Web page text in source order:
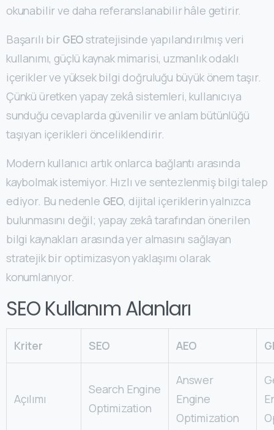
okunabilir ve daha referanslanabilir hâle getirir.
Başarılı bir GEOstratejisinde yapılandırılmış veri
kullanımı, güçlü kaynak mimarisi, uzmanlık odaklı
içerikler ve yüksek bilgi doğruluğu büyük önem taşır.
Çünkü üretken yapay zekâ sistemleri, kullanıcıya
sunduğu cevaplarda güvenilir ve anlam bütünlüğü
taşıyan içerikleri önceliklendirir.
Modern kullanıcı artık onlarca bağlantı arasında
kaybolmak istemiyor. Hızlı ve sentezlenmiş bilgi talep
ediyor. Bu nedenle GEO, dijital içeriklerin yalnızca
bulunmasını değil; yapay zekâ tarafından önerilen
bilgi kaynakları arasında yer almasını sağlayan
stratejik bir optimizasyon yaklaşımı olarak
konumlanıyor.
SEO Kullanım Alanları
Kriter SEO AEO
Açılımı
Search Engine
Optimization
Answer
Engine
Optimization